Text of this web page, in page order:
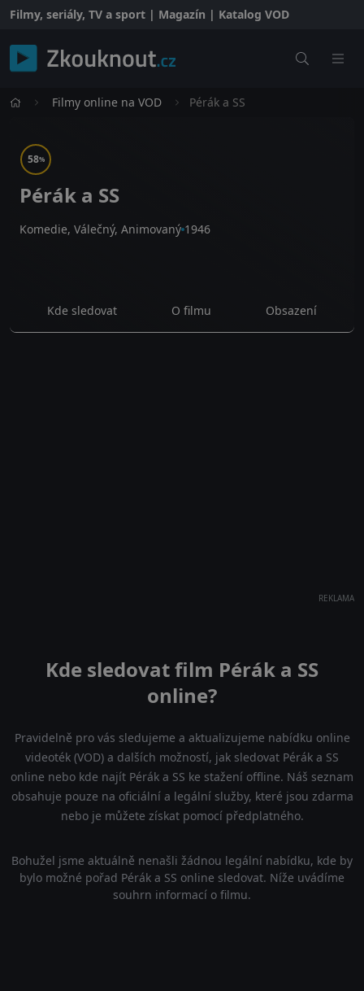
Filmy, seriály, TV a sport | Magazín | Katalog VOD
Filmy online na VOD Pérák a SS
58%
Pérák a SS
Komedie, Válečný, Animovaný 1946
Kde sledovat O filmu Obsazení
REKLAMA
Kde sledovat film Pérák a SS
online?
Pravidelně pro vás sledujeme a aktualizujeme nabídku online
videoték (VOD) a dalších možností, jak sledovat Pérák a SS
online nebo kde najít Pérák a SS ke stažení offline. Náš seznam
obsahuje pouze na oficiální a legální služby, které jsou zdarma
nebo je můžete získat pomocí předplatného.
Bohužel jsme aktuálně nenašli žádnou legální nabídku, kde by
bylo možné pořad Pérák a SS online sledovat. Níže uvádíme
souhrn informací o filmu.